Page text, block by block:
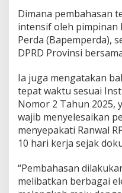
Dimana pembahasan
intensif oleh pimpinan
Perda (Bapemperda),
DPRD Provinsi
Ia juga mengatakan
tepat waktu sesuai
Nomor 2 Tahun 2025,
wajib menyelesaikan
menyepakati Ranwal
10 hari kerja sejak
“Pembahasan
melibatkan berbagai